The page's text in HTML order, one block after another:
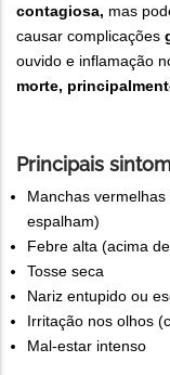
contagiosa, mas
causar complicações
ouvido e inflamação
morte,
Principais
Manchas
espalham)
Febre alta (acima
Tosse seca
Nariz entupido ou
Irritação nos olhos
Mal-estar intenso